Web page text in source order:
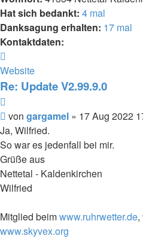
Hat sich bedankt: 4 mal
Danksagung erhalten: 17 mal
Kontaktdaten:
von
gargamel
Website
Re: Update V2.99.9.0
Beitrag
von gargamel » 17 Aug 2022
Ja, Wilfried.
So war es jedenfall bei mir.
Grüße aus
Nettetal - Kaldenkirchen
Wilfried
Mitglied beimwww.ruhrwetter.de,
www.skyvex.org